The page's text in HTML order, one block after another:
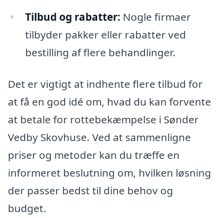
Tilbud og rabatter: Nogle firmaer
tilbyder pakker eller rabatter ved
bestilling af flere behandlinger.
Det er vigtigt at indhente flere tilbud for
at få en god idé om, hvad du kan forvente
at betale for rottebekæmpelse i Sønder
Vedby Skovhuse. Ved at sammenligne
priser og metoder kan du træffe en
informeret beslutning om, hvilken løsning
der passer bedst til dine behov og
budget.